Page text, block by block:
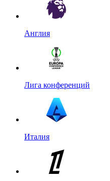
Англия
Лига конференций
Италия